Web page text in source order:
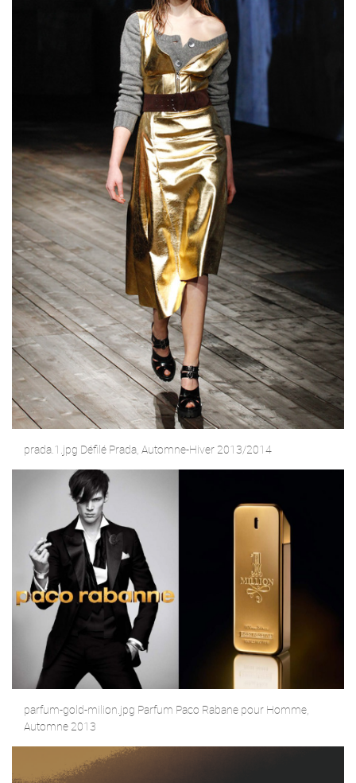
prada.1.jpg Défilé Prada, Automne-Hiver 2013/2014
parfum-gold-milion.jpg Parfum Paco Rabane pour Homme,
Automne 2013